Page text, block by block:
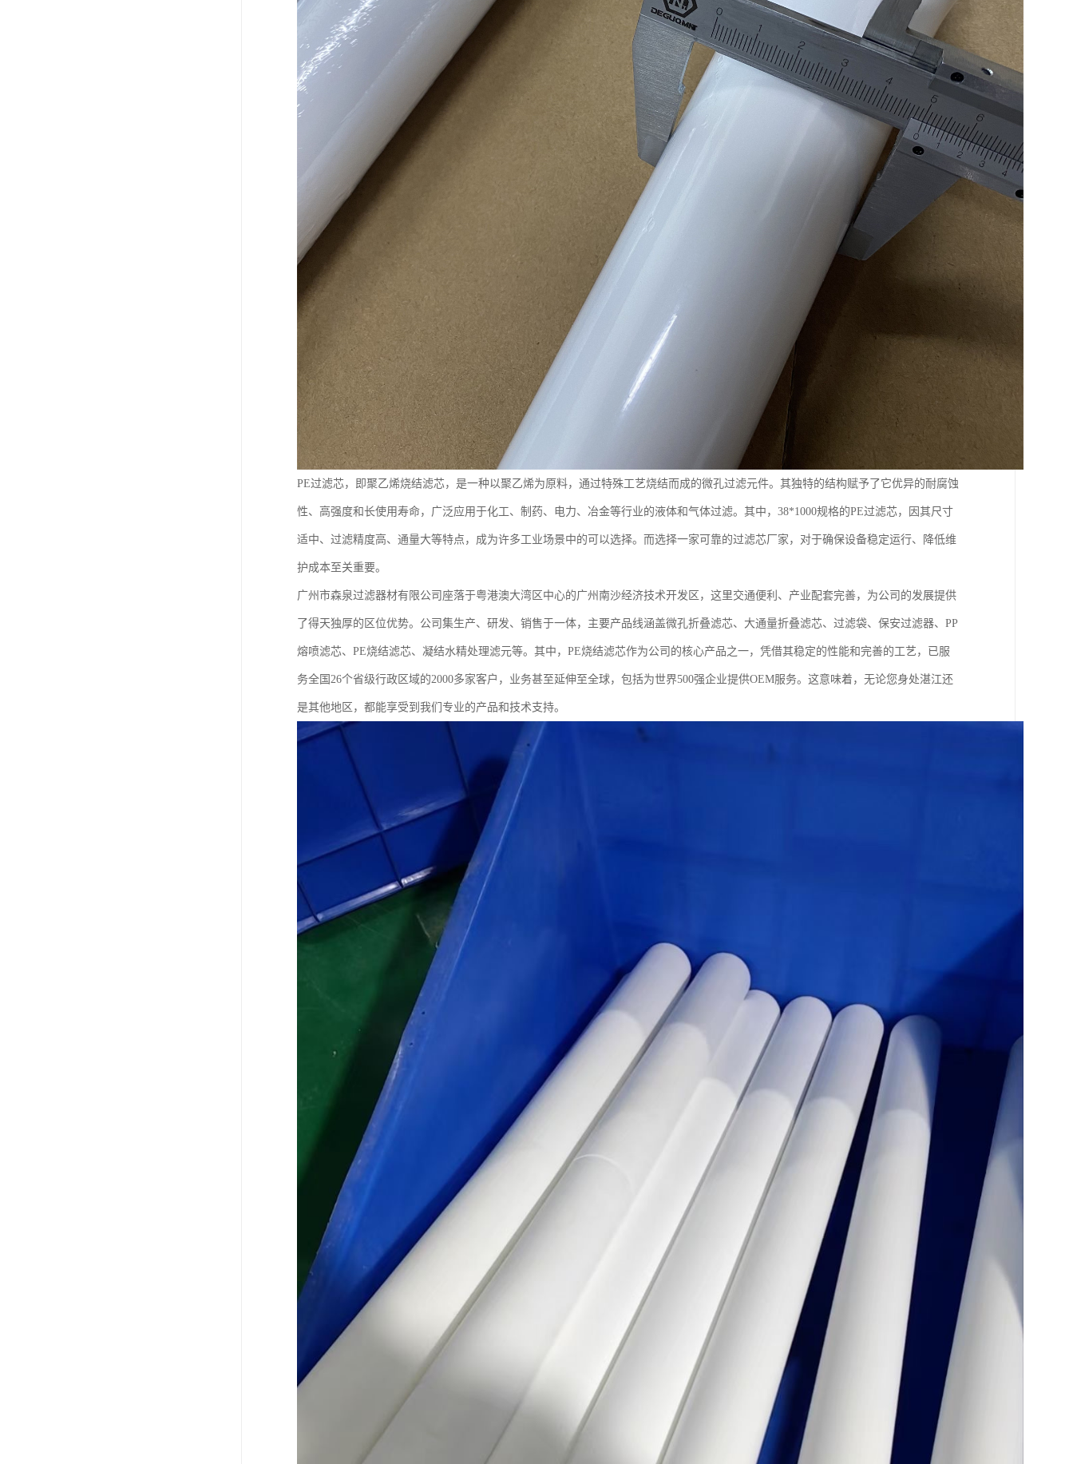
PE过滤芯，即聚乙烯烧结滤芯，是一种以聚乙烯为原料，通过特殊工艺烧结而成的微孔过滤元件。其独特的结构赋予了它优异的耐腐蚀
性、高强度和长使用寿命，广泛应用于化工、制药、电力、冶金等行业的液体和气体过滤。其中，38*1000规格的PE过滤芯，因其尺寸
适中、过滤精度高、通量大等特点，成为许多工业场景中的可以选择。而选择一家可靠的过滤芯厂家，对于确保设备稳定运行、降低维
护成本至关重要。
广州市森泉过滤器材有限公司座落于粤港澳大湾区中心的广州南沙经济技术开发区，这里交通便利、产业配套完善，为公司的发展提供
了得天独厚的区位优势。公司集生产、研发、销售于一体，主要产品线涵盖微孔折叠滤芯、大通量折叠滤芯、过滤袋、保安过滤器、PP
熔喷滤芯、PE烧结滤芯、凝结水精处理滤元等。其中，PE烧结滤芯作为公司的核心产品之一，凭借其稳定的性能和完善的工艺，已服
务全国26个省级行政区域的2000多家客户，业务甚至延伸至全球，包括为世界500强企业提供OEM服务。这意味着，无论您身处湛江还
是其他地区，都能享受到我们专业的产品和技术支持。